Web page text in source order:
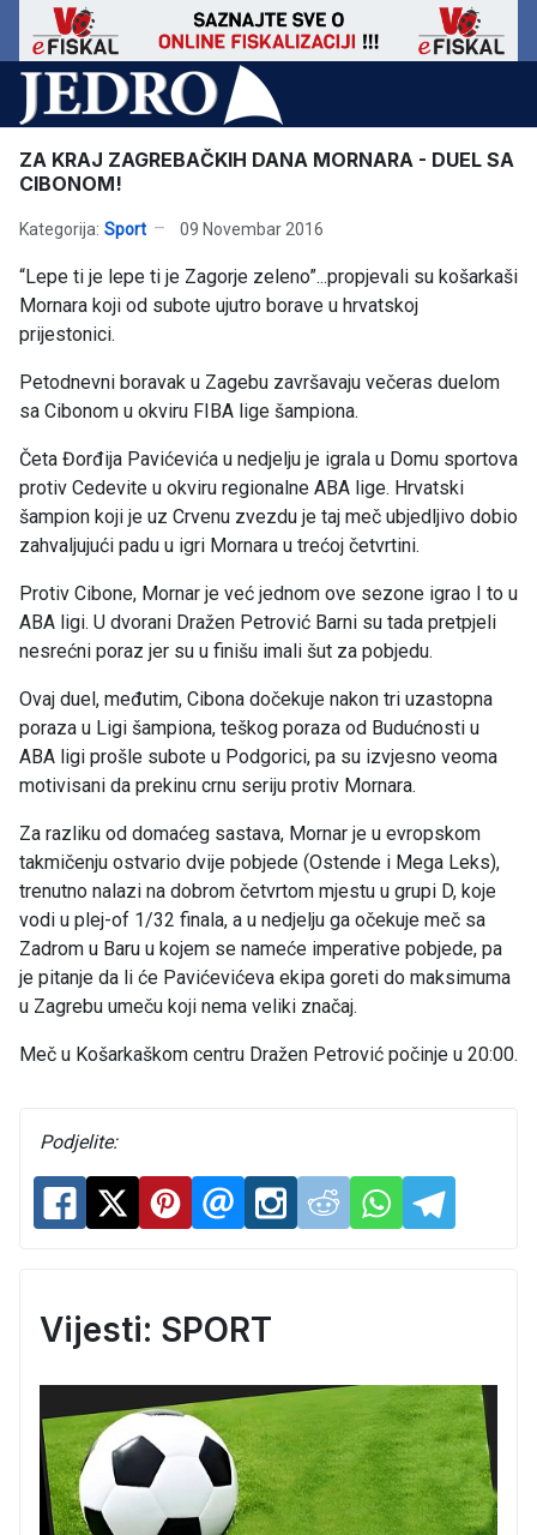
ZA KRAJ ZAGREBAČKIH DANA MORNARA - DUEL SA
CIBONOM!
Kategorija: Sport 09 Novembar 2016
“Lepe ti je lepe ti je Zagorje zeleno”...propjevali su košarkaši
Mornara koji od subote ujutro borave u hrvatskoj
prijestonici.
Petodnevni boravak u Zagebu završavaju večeras duelom
sa Cibonom u okviru FIBA lige šampiona.
Četa Đorđija Pavićevića u nedjelju je igrala u Domu sportova
protiv Cedevite u okviru regionalne ABA lige. Hrvatski
šampion koji je uz Crvenu zvezdu je taj meč ubjedljivo dobio
zahvaljujući padu u igri Mornara u trećoj četvrtini.
Protiv Cibone, Mornar je već jednom ove sezone igrao I to u
ABA ligi. U dvorani Dražen Petrović Barni su tada pretpjeli
nesrećni poraz jer su u finišu imali šut za pobjedu.
Ovaj duel, međutim, Cibona dočekuje nakon tri uzastopna
poraza u Ligi šampiona, teškog poraza od Budućnosti u
ABA ligi prošle subote u Podgorici, pa su izvjesno veoma
motivisani da prekinu crnu seriju protiv Mornara.
Za razliku od domaćeg sastava, Mornar je u evropskom
takmičenju ostvario dvije pobjede (Ostende i Mega Leks),
trenutno nalazi na dobrom četvrtom mjestu u grupi D, koje
vodi u plej-of 1/32 finala, a u nedjelju ga očekuje meč sa
Zadrom u Baru u kojem se nameće imperative pobjede, pa
je pitanje da li će Pavićevićeva ekipa goreti do maksimuma
u Zagrebu umeču koji nema veliki značaj.
Meč u Košarkaškom centru Dražen Petrović počinje u 20:00.
Podjelite:
Vijesti: SPORT